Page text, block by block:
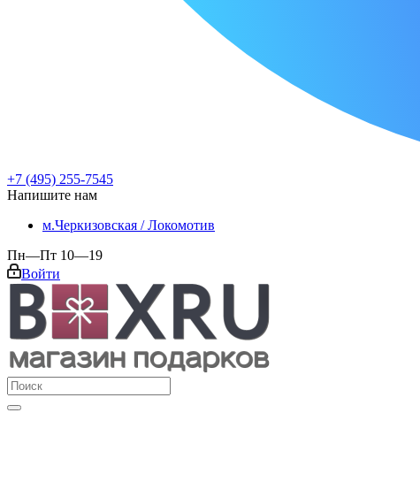
+7 (495) 255-7545
Напишите нам
м.Черкизовская / Локомотив
Пн—Пт 10—19
Войти